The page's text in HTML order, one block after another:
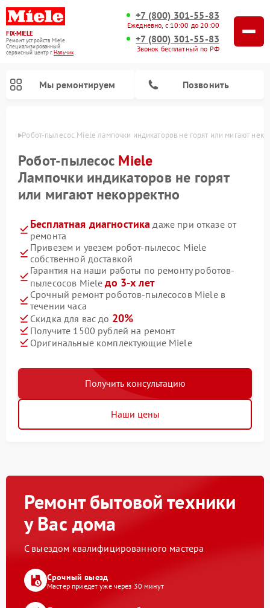
FIX-MIELE
Ремонт устройств Miele
Специализированный
cервисный центр г.Нальчик
+7 (800) 301-55-83
Ежедневно, с 10:00 до 20:00
+7 (800) 301-55-83
Звонок бесплатный по РФ
Мы ремонтируем Позвонить
Робот-пылесос Miele лампочки индикаторов не горят или мигают
Робот-пылесос Miele
Лампочки индикаторов не горят
или мигают некорректно
Бесплатная диагностика даже при отказе от
ремонта
Привезем и увезем робот-пылесос Miele
собственной доставкой
Гарантия на наши работы по ремонту роботов-
пылесосов Mieleдо 3-х лет
Срочный ремонт роботов-пылесосов Miele в
течении часа
Скидка для вас до 20%
Получите 1500 рублей на ремонт
Оригинальные комплектующие Miele
Получить консультацию
Наши цены
Ремонт бытовой техники
у Вас дома
С выездом квалифицированного мастера
Срочный выезд
Мастер приедет уже через 30 минут